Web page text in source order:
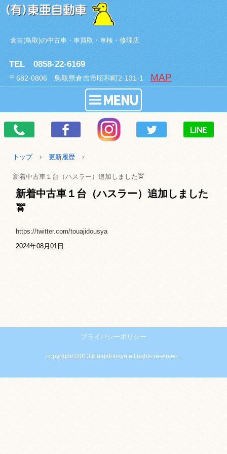
倉吉(鳥取)の中古車・車買取・車検・修理店
TEL 0858-22-6169
〒682-0806 鳥取県倉吉市昭和町2-131-1 MAP
トップ › 更新履歴 ›
新着中古車１台（ハスラー）追加しました🚖
新着中古車１台（ハスラー）追加しました
🚖
https://twitter.com/touajidousya
2024年08月01日
プライバシーポリシー
copyright©2013 touajidousya all rights reserved..